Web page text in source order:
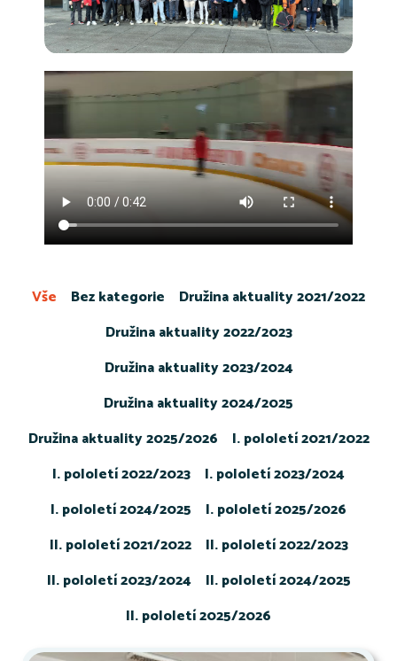
Bez kategorie
Družina aktuality 2021/2022
Družina aktuality 2022/2023
Družina aktuality 2023/2024
Družina aktuality 2024/2025
Družina aktuality 2025/2026
I. pololetí 2021/2022
I. pololetí 2022/2023
I. pololetí 2023/2024
I. pololetí 2024/2025
I. pololetí 2025/2026
II. pololetí 2021/2022
II. pololetí 2022/2023
II. pololetí 2023/2024
II. pololetí 2024/2025
II. pololetí 2025/2026
Vše